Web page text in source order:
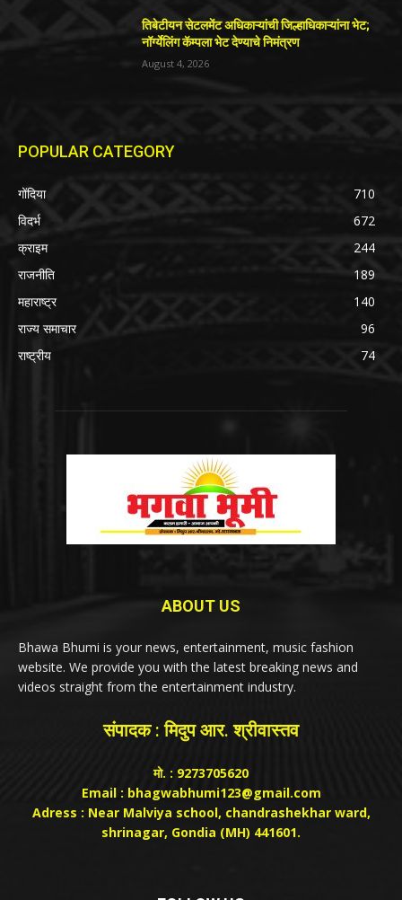
तिबेटीयन सेटलमेंट अधिकाऱ्यांची जिल्हाधिकाऱ्यांना भेट;
नॉर्ग्येलिंग कॅम्पला भेट देण्याचे निमंत्रण
August 4, 2026
POPULAR CATEGORY
गोंदिया
710
विदर्भ
672
क्राइम
244
राजनीति
189
महाराष्ट्र
140
राज्य समाचार
96
राष्ट्रीय
74
ABOUT US
Bhawa Bhumi is your news, entertainment, music fashion
website. We provide you with the latest breaking news and
videos straight from the entertainment industry.
संपादक : मिदुप आर. श्रीवास्तव
मो. : 9273705620
Email : bhagwabhumi123@gmail.com
Adress : Near Malviya school, chandrashekhar ward,
shrinagar, Gondia (MH) 441601.